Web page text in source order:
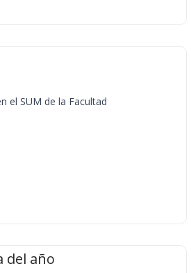
el SUM de la Facultad
del año